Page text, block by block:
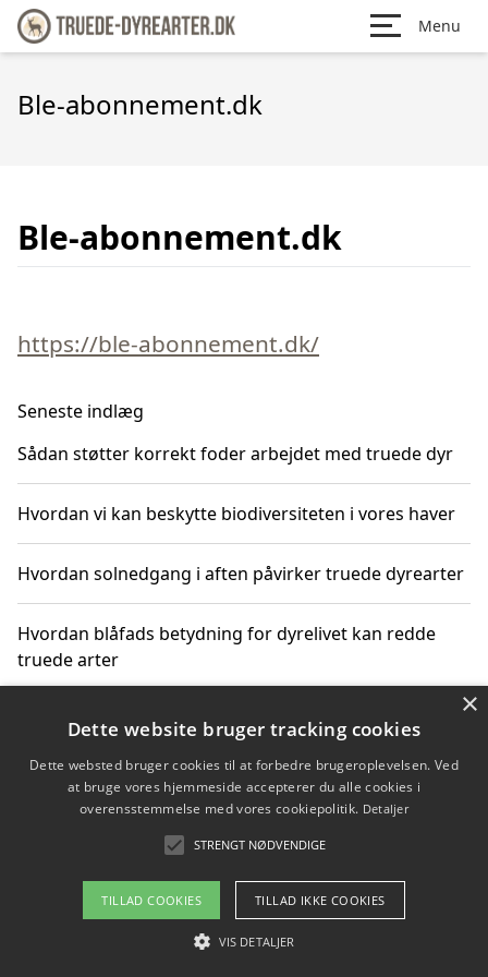
Menu
Ble-abonnement.dk
Ble-abonnement.dk
https://ble-abonnement.dk/
Seneste indlæg
Sådan støtter korrekt foder arbejdet med truede dyr
Hvordan vi kan beskytte biodiversiteten i vores haver
Hvordan solnedgang i aften påvirker truede dyrearter
Hvordan blåfads betydning for dyrelivet kan redde
truede arter
Hvordan kan gaver til unge voksne støtte bevarelsen
Copyright 2026 - Pilanto Aps
Om / kontakt
Blog Betingelser
×
Dette website bruger tracking cookies
Dette websted bruger cookies til at forbedre brugeroplevelsen. Ved
at bruge vores hjemmeside accepterer du alle cookies i
overensstemmelse med vores cookiepolitik. Detaljer
STRENGT NØDVENDIGE
TILLAD COOKIES TILLAD IKKE COOKIES
VIS DETALJER